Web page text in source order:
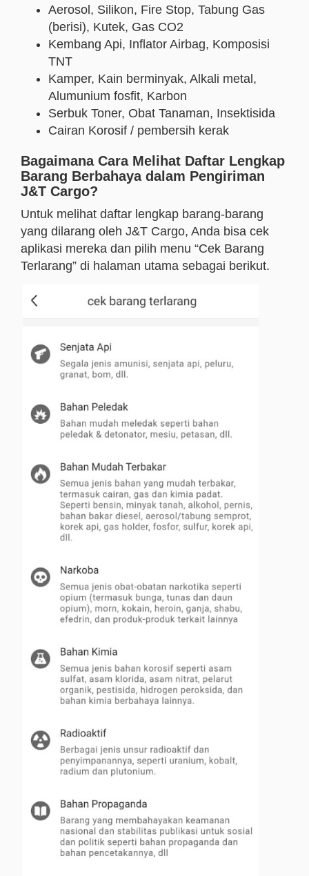
Aerosol, Silikon, Fire Stop, Tabung Gas
(berisi), Kutek, Gas CO2
Kembang Api, Inflator Airbag, Komposisi
TNT
Kamper, Kain berminyak, Alkali metal,
Alumunium fosfit, Karbon
Serbuk Toner, Obat Tanaman, Insektisida
Cairan Korosif / pembersih kerak
Bagaimana Cara Melihat Daftar Lengkap
Barang Berbahaya dalam Pengiriman
J&T Cargo?
Untuk melihat daftar lengkap barang-barang
yang dilarang oleh J&T Cargo, Anda bisa cek
aplikasi mereka dan pilih menu “Cek Barang
Terlarang” di halaman utama sebagai berikut.